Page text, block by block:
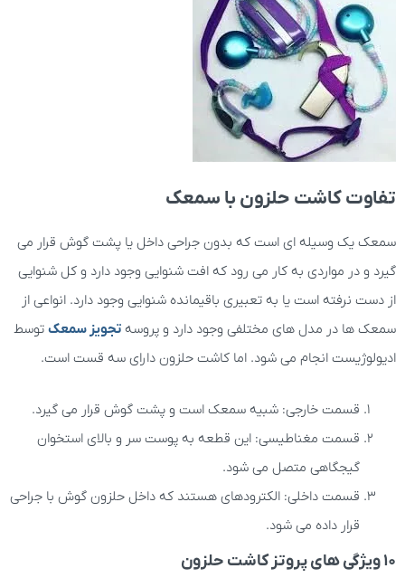
تفاوت کاشت حلزون با سمعک
سمعک یک وسیله ای است که بدون جراحی داخل یا پشت گوش قرار می
گیرد و در مواردی به کار می رود که افت شنوایی وجود دارد و کل شنوایی
از دست نرفته است یا به تعبیری باقیمانده شنوایی وجود دارد. انواعی از
سمعک ها در مدل های مختلفی وجود دارد و پروسه تجویز سمعک توسط
ادیولوژیست انجام می شود. اما کاشت حلزون دارای سه قست است.
قسمت خارجی: شبیه سمعک است و پشت گوش قرار می گیرد.
قسمت مغناطیسی: این قطعه به پوست سر و بالای استخوان
گیجگاهی متصل می شود.
قسمت داخلی: الکترودهای هستند که داخل حلزون گوش با جراحی
قرار داده می شود.
10 ویژگی های پروتز کاشت حلزون